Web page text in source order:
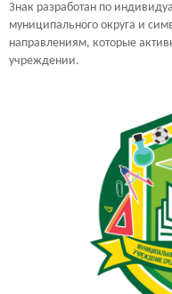
Знак разработан по
муниципального округа и
направлениям, которые
учреждении.